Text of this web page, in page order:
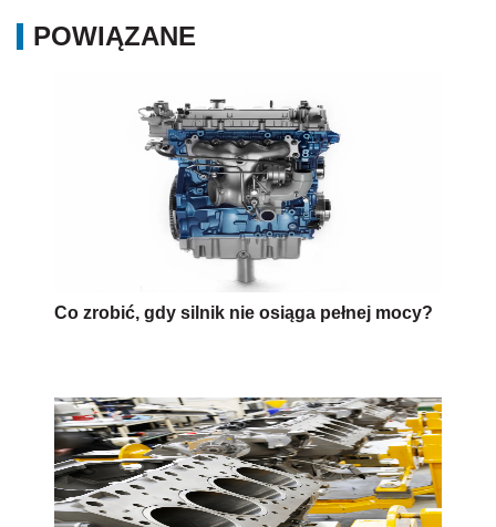
POWIĄZANE
Co zrobić, gdy silnik nie osiąga pełnej mocy?